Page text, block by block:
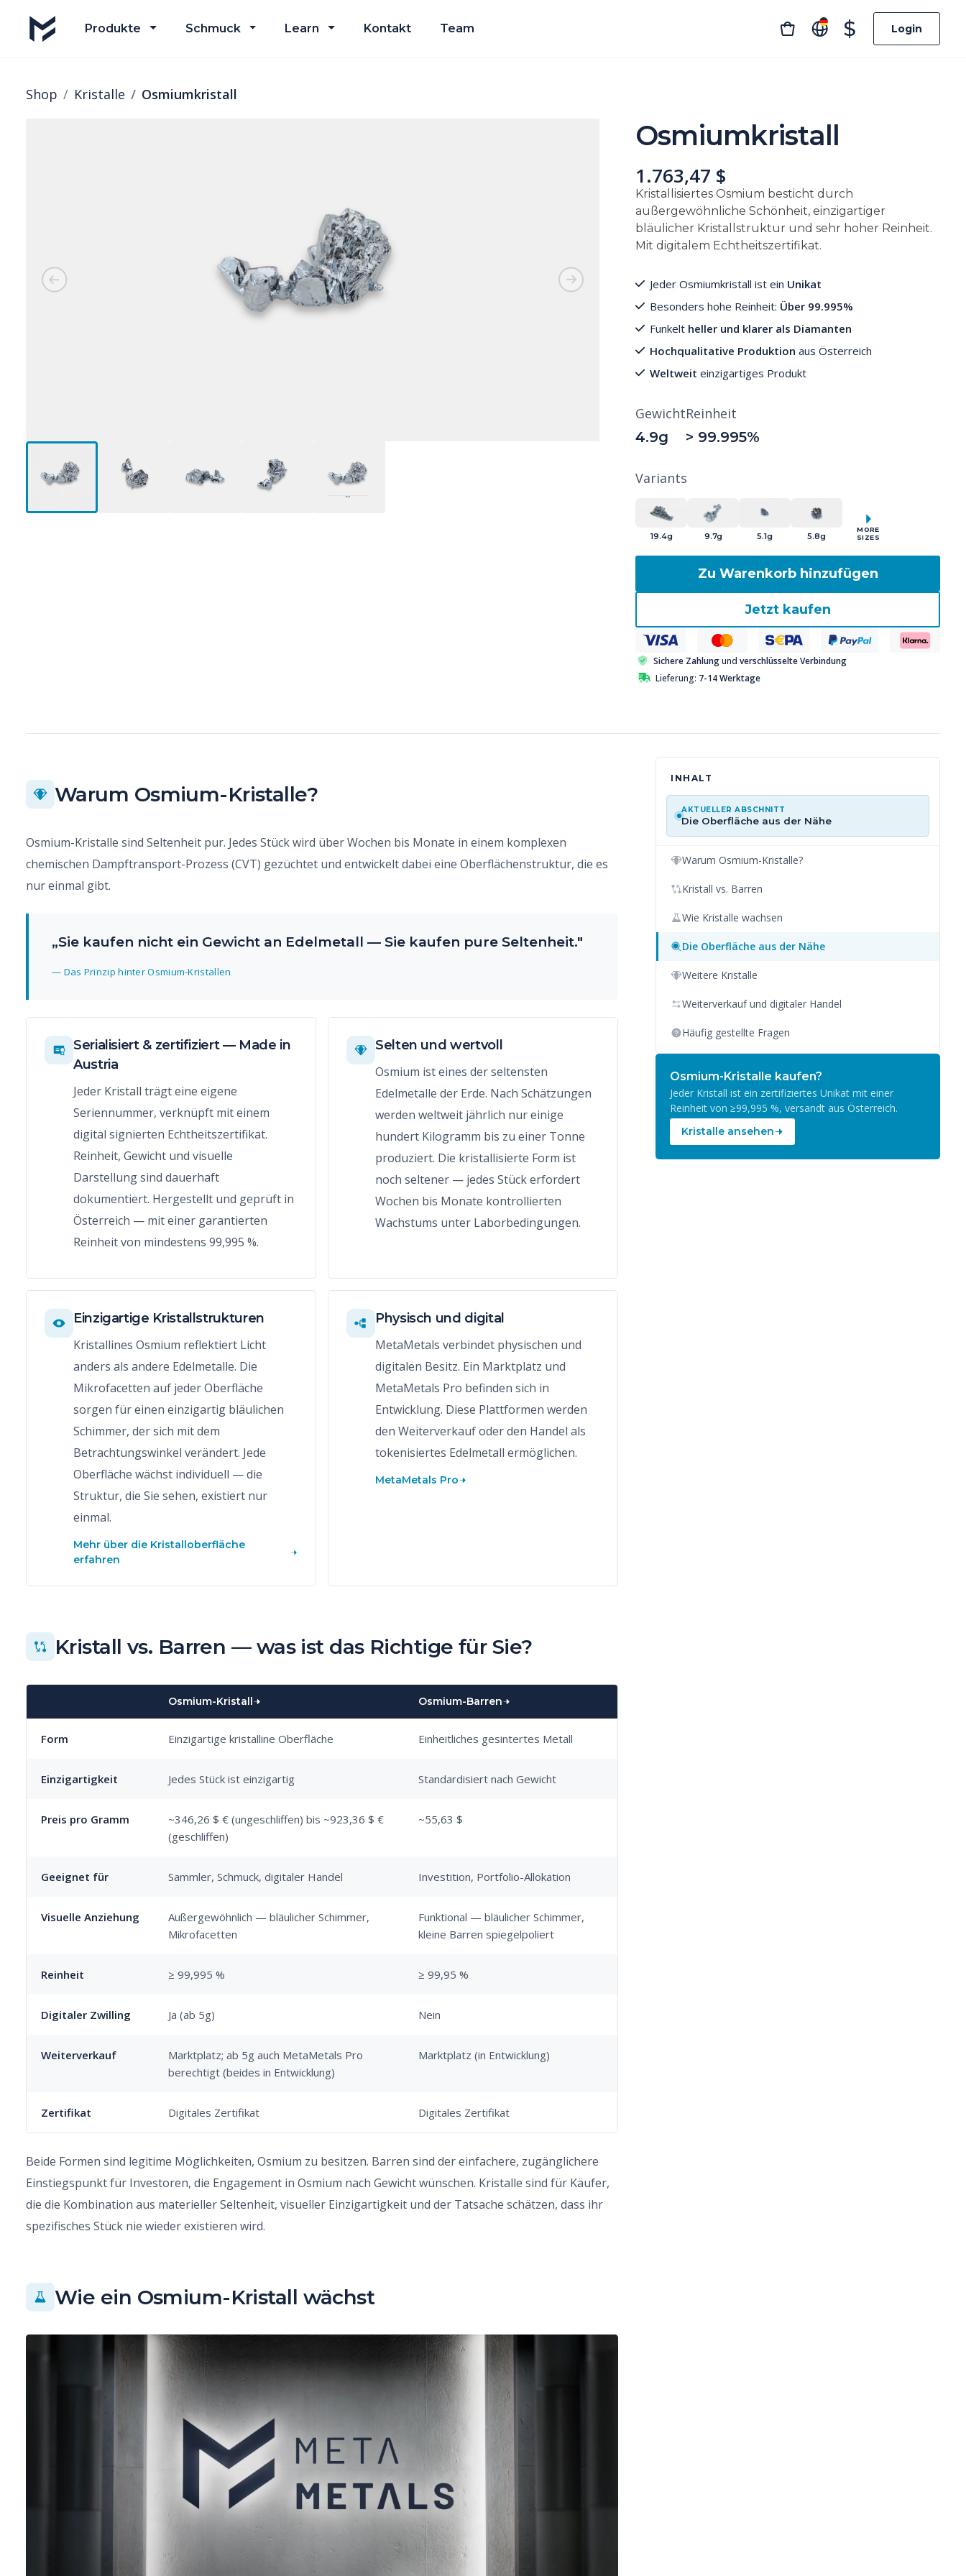
Produkte Schmuck Learn Kontakt Team $ Login
Shop Kristalle Osmiumkristall
Previous Next
Osmiumkristall
1.763,47 $
Kristallisiertes Osmium besticht durch
außergewöhnliche Schönheit, einzigartiger
bläulicher Kristallstruktur und sehr hoher Reinheit.
Mit digitalem Echtheitszertifikat.
Jeder Osmiumkristall ist ein Unikat
Besonders hohe Reinheit: Über 99.995%
Funkelt heller und klarer als Diamanten
Hochqualitative Produktion aus Österreich
Weltweit einzigartiges Produkt
Gewicht
4.9g
Reinheit
> 99.995%
Variants
19.4g 9.7g 5.1g 5.8g
MORE
SIZES
Zu Warenkorb hinzufügen
Jetzt kaufen
Sichere Zahlungund verschlüsselte Verbindung
Lieferung: 7-14 Werktage
Warum Osmium-Kristalle?
Osmium-Kristalle sind Seltenheit pur. Jedes Stück wird über Wochen bis Monate in einem komplexen
chemischen Dampftransport-Prozess (CVT) gezüchtet und entwickelt dabei eine Oberflächenstruktur, die es
nur einmal gibt.
„Sie kaufen nicht ein Gewicht an Edelmetall — Sie kaufen pure Seltenheit."
— Das Prinzip hinter Osmium-Kristallen
Serialisiert & zertifiziert — Made in
Austria
Jeder Kristall trägt eine eigene
Seriennummer, verknüpft mit einem
digital signierten Echtheitszertifikat.
Reinheit, Gewicht und visuelle
Darstellung sind dauerhaft
dokumentiert. Hergestellt und geprüft in
Österreich — mit einer garantierten
Reinheit von mindestens 99,995 %.
Selten und wertvoll
Osmium ist eines der seltensten
Edelmetalle der Erde. Nach Schätzungen
werden weltweit jährlich nur einige
hundert Kilogramm bis zu einer Tonne
produziert. Die kristallisierte Form ist
noch seltener — jedes Stück erfordert
Wochen bis Monate kontrollierten
Wachstums unter Laborbedingungen.
Einzigartige Kristallstrukturen
Kristallines Osmium reflektiert Licht
anders als andere Edelmetalle. Die
Mikrofacetten auf jeder Oberfläche
sorgen für einen einzigartig bläulichen
Schimmer, der sich mit dem
Betrachtungswinkel verändert. Jede
Oberfläche wächst individuell — die
Struktur, die Sie sehen, existiert nur
einmal.
Mehr über die Kristalloberfläche
erfahren
Physisch und digital
MetaMetals verbindet physischen und
digitalen Besitz. Ein Marktplatz und
MetaMetals Pro befinden sich in
Entwicklung. Diese Plattformen werden
den Weiterverkauf oder den Handel als
tokenisiertes Edelmetall ermöglichen.
MetaMetals Pro
Kristall vs. Barren — was ist das Richtige für Sie?
Osmium-Kristall Osmium-Barren
Form Einzigartige kristalline Oberfläche Einheitliches gesintertes Metall
Einzigartigkeit Jedes Stück ist einzigartig Standardisiert nach Gewicht
Preis pro Gramm
~346,26 $ € (ungeschliffen) bis ~923,36 $ €
(geschliffen)
~55,63 $
Geeignet für Sammler, Schmuck, digitaler Handel Investition, Portfolio-Allokation
Visuelle Anziehung
Außergewöhnlich — bläulicher Schimmer,
Mikrofacetten
Funktional — bläulicher Schimmer,
kleine Barren spiegelpoliert
Reinheit ≥ 99,995 % ≥ 99,95 %
Digitaler Zwilling Ja (ab 5g) Nein
Weiterverkauf
Marktplatz; ab 5g auch MetaMetals Pro
berechtigt (beides in Entwicklung)
Marktplatz (in Entwicklung)
Zertifikat Digitales Zertifikat Digitales Zertifikat
Beide Formen sind legitime Möglichkeiten, Osmium zu besitzen. Barren sind der einfachere, zugänglichere
Einstiegspunkt für Investoren, die Engagement in Osmium nach Gewicht wünschen. Kristalle sind für Käufer,
die die Kombination aus materieller Seltenheit, visueller Einzigartigkeit und der Tatsache schätzen, dass ihr
spezifisches Stück nie wieder existieren wird.
Wie ein Osmium-Kristall wächst
INHALT
AKTUELLER ABSCHNITT
Die Oberfläche aus der Nähe
Warum Osmium-Kristalle?
Kristall vs. Barren
Wie Kristalle wachsen
Die Oberfläche aus der Nähe
Weitere Kristalle
Weiterverkauf und digitaler Handel
Häufig gestellte Fragen
Osmium-Kristalle kaufen?
Jeder Kristall ist ein zertifiziertes Unikat mit einer
Reinheit von ≥99,995 %, versandt aus Österreich.
Kristalle ansehen